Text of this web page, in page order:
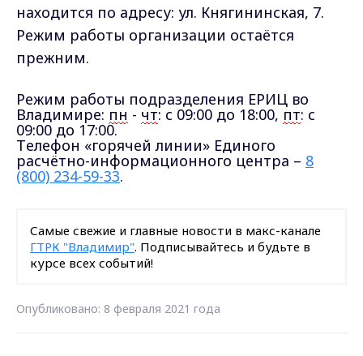
находится по адресу: ул. Княгининская, 7.
Режим работы организации остаётся
прежним.
Режим работы подразделения ЕРИЦ во
Владимире: пн - чт: с 09:00 до 18:00, пт: с
09:00 до 17:00.
Телефон «горячей линии» Единого
расчётно-информационного центра – 8
(800) 234-59-33.
Самые свежие и главные новости в макс-канале
ГТРК "Владимир". Подписывайтесь и будьте в
курсе всех событий!
Опубликовано: 8 февраля 2021 года